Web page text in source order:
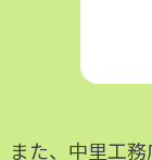
また、中里工